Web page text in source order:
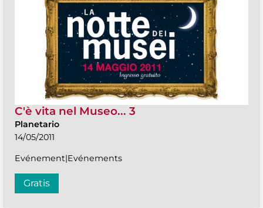
C'è vita nel Museo... 3
Planetario
14/05/2011
Evénement|Evénements
Gratis